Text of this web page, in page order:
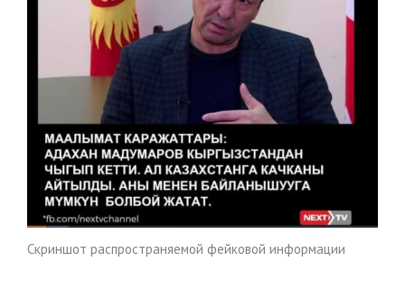
Скриншот распространяемой фейковой информации